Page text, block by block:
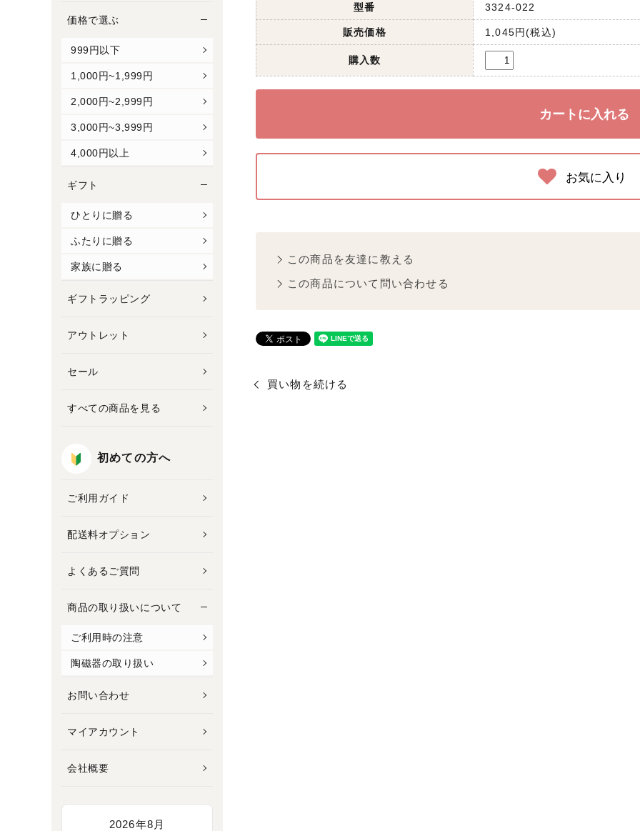
価格で選ぶ
999円以下
1,000円~1,999円
2,000円~2,999円
3,000円~3,999円
4,000円以上
ギフト
ひとりに贈る
ふたりに贈る
家族に贈る
ギフトラッピング
アウトレット
セール
すべての商品を見る
初めての方へ
ご利用ガイド
配送料オプション
よくあるご質問
商品の取り扱いについて
ご利用時の注意
陶磁器の取り扱い
お問い合わせ
マイアカウント
会社概要
2026年8月
型番 3324-022
販売価格 1,045円(税込)
購入数
お気に入り
この商品を友達に教える
この商品について問い合わせる
買い物を続ける